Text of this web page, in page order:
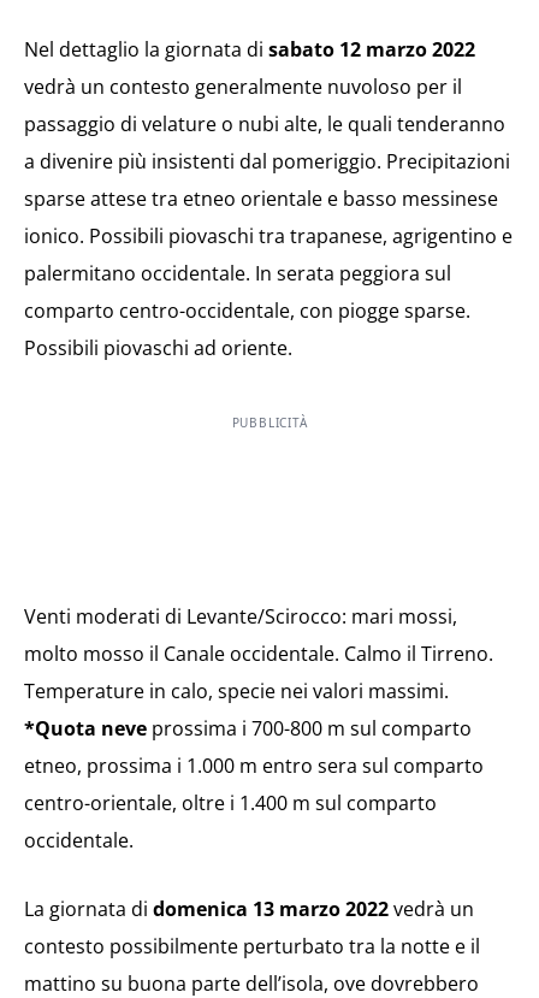
Nel dettaglio la giornata di sabato 12 marzo 2022
vedrà un contesto generalmente nuvoloso per il
passaggio di velature o nubi alte, le quali tenderanno
a divenire più insistenti dal pomeriggio. Precipitazioni
sparse attese tra etneo orientale e basso messinese
ionico. Possibili piovaschi tra trapanese, agrigentino e
palermitano occidentale. In serata peggiora sul
comparto centro-occidentale, con piogge sparse.
Possibili piovaschi ad oriente.
PUBBLICITÀ
Venti moderati di Levante/Scirocco: mari mossi,
molto mosso il Canale occidentale. Calmo il Tirreno.
Temperature in calo, specie nei valori massimi.
*Quota neve prossima i 700-800 m sul comparto
etneo, prossima i 1.000 m entro sera sul comparto
centro-orientale, oltre i 1.400 m sul comparto
occidentale.
La giornata di domenica 13 marzo 2022vedrà un
contesto possibilmente perturbato tra la notte e il
mattino su buona parte dell’isola, ove dovrebbero